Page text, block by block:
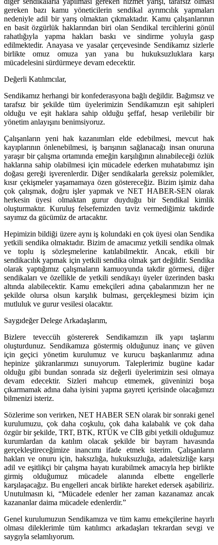
gereken bazı kamu yöneticilerin sendikal ayrımcılık yapmaları
nedeniyle adil bir yarış olmaktan çıkmaktadır. Kamu çalışanlarının
en basit özgürlük haklarından biri olan Sendikal tercihlerini gönül
rahatlığıyla yapma hakları baskı ve sindirme yoluyla gasp
edilmektedir. Anayasa ve yasalar çerçevesinde Sendikamız sizlerle
birlikte omuz omuza yan yana bu hukuksuzluklara karşı
mücadelesini sürdürmeye devam edecektir.
Değerli Katılımcılar,
Sendikamız herhangi bir konfederasyona bağlı değildir. Bağımsız ve
tarafsız bir şekilde tüm üyelerimizin Sendikamızın eşit sahipleri
olduğu ve eşit haklara sahip olduğu şeffaf, hesap verilebilir bir
yönetim anlayışını benimsiyoruz.
Çalışanların yeni hak kazanımları elde edebilmesi, mevcut hak
kayıplarının önlenebilmesi, iş barışının sağlanacağı insan onuruna
yaraşır bir çalışma ortamında emeğin karşılığının alınabileceği özlük
haklarına sahip olabilmesi için mücadele ederken muhatabımız işin
doğası gereği işverenlerdir. Diğer sendikalarla gereksiz polemikler,
kısır çekişmeler yaşamamaya özen göstereceğiz. Bizim işimiz daha
çok çalışmak, doğru işler yapmak ve NET HABER-SEN olarak
herkesin üyesi olmaktan gurur duyduğu bir Sendikal kimlik
oluşturmaktır. Kuruluş felsefemizden taviz vermediğimiz takdirde
sayımız da gücümüz de artacaktır.
Hepimizin bildiği üzere aynı iş kolundaki en çok üyesi olan Sendika
yetkili sendika olmaktadır. Bizim de amacımız yetkili sendika olmak
ve toplu iş sözleşmelerine katılabilmektir. Ancak, etkili bir
sendikacılık yapmak için yetkili sendika olmak şart değildir. Sendika
olarak yaptığımız çalışmaların kamuoyunda takdir görmesi, diğer
sendikaları ve özellikle de yetkili sendikayı üyeler üzerinden baskı
altında alabilecektir. Kamu emekçileri adına çabalarımızın her ne
şekilde olursa olsun karşılık bulması, gerçekleşmesi bizim için
mutluluk ve gurur vesilesi olacaktır.
Saygıdeğer Delege Arkadaşlarım,
Bizlere teveccüh göstererek Sendikamızın ilk yapı taşlarını
oluşturdunuz. Sendikamıza göstermiş olduğunuz inanç ve güven
için geçici yönetim kurulumuz ve kurucu başkanlarımız adına
hepinize şükranlarımızı sunuyorum. Taleplerimiz bugüne kadar
olduğu gibi bundan sonrada siz değerli üyelerimizin sesi olmaya
devam edecektir. Sizleri mahcup etmemek, güveninizi boşa
çıkarmamak adına daha iyisini yapma gayreti içerisinde olacağımızı
bilmenizi isteriz.
Sözlerime son verirken, NET HABER SEN olarak bir sonraki genel
kurulumuzu, çok daha coşkulu, çok daha kalabalık ve çok daha
özgür bir şekilde, TRT, BTK, RTÜK ve CİB gibi yetkili olduğumuz
kurumlardan da katılım olacak şekilde bir bayram havasında
gerçekleştireceğimize inancımı ifade etmek isterim. Çalışanların
hakları ve onuru için, haksızlığa, hukuksuzluğa, adaletsizliğe karşı
adil ve eşitlikçi bir çalışma hayatı kurabilmek amacıyla hep birlikte
girmiş olduğumuz mücadele alanında elbette engellerle
karşılaşacağız. Bu engelleri ancak birlikte hareket edersek aşabiliriz.
Unutulmasın ki, “Mücadele edenler her zaman kazanamaz ancak
kazananlar daima mücadele edenlerdir.”
Genel kurulumuzun Sendikamıza ve tüm kamu emekçilerine hayırlı
olması dileklerimle tüm katılımcı arkadaşları tekrardan sevgi ve
saygıyla selamlıyorum.